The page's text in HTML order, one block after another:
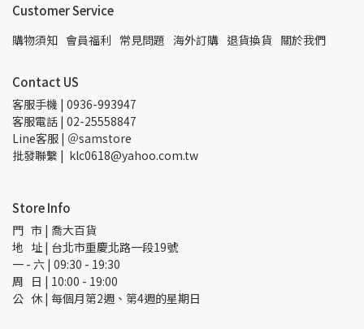
Customer Service
購物須知 會員福利 常見問題 海外訂購 退貨換貨 關於我們
Contact US
客服手機 | 0936-993947
客服電話 | 02-25558847
Line客服 | ＠samstore
批發聯繫 |  klc0618@yahoo.com.tw
Store Info
門   市 | 喬大百貨
地   址 | 台北市重慶北路一段19號
一 - 六 | 09:30 - 19:30
周   日 | 10:00 - 19:00
公   休 | 每個月第2週、第4週的星期日